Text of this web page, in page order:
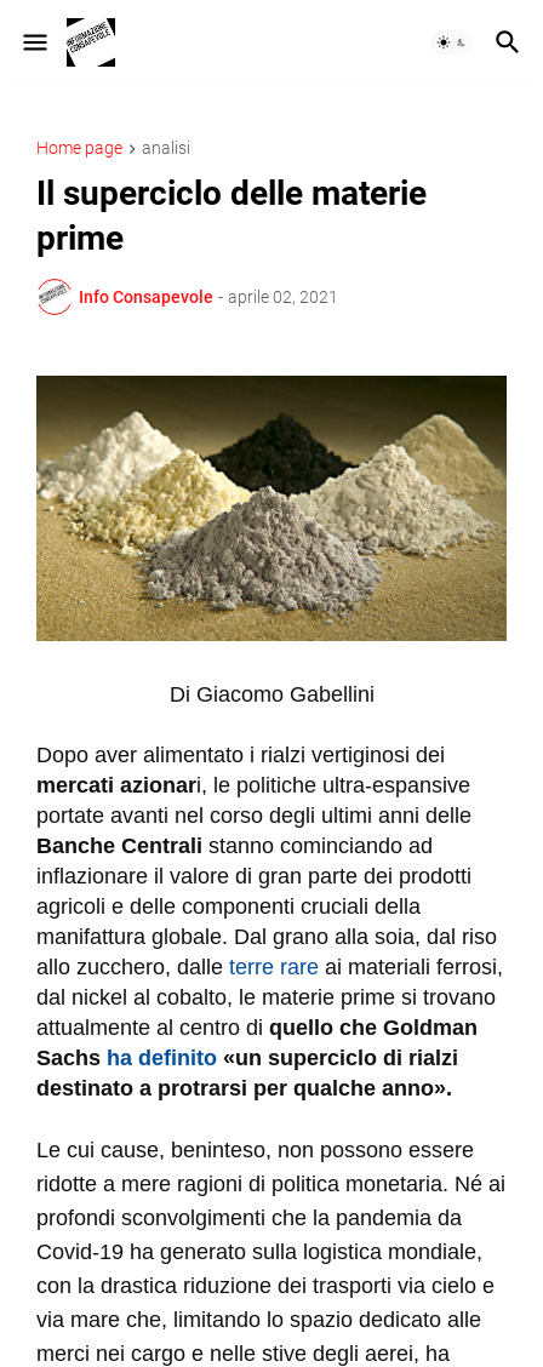
Home page analisi
Il superciclo delle materie
prime
Info Consapevole - aprile 02, 2021
Di Giacomo Gabellini
Dopo aver alimentato i rialzi vertiginosi dei
mercati azionari, le politiche ultra-espansive
portate avanti nel corso degli ultimi anni delle
Banche Centrali stanno cominciando ad
inflazionare il valore di gran parte dei prodotti
agricoli e delle componenti cruciali della
manifattura globale. Dal grano alla soia, dal riso
allo zucchero, dalle terre rare ai materiali ferrosi,
dal nickel al cobalto, le materie prime si trovano
attualmente al centro di quello che Goldman
Sachs ha definito «un superciclo di rialzi
destinato a protrarsi per qualche anno».
Le cui cause, beninteso, non possono essere
ridotte a mere ragioni di politica monetaria. Né ai
profondi sconvolgimenti che la pandemia da
Covid-19 ha generato sulla logistica mondiale,
con la drastica riduzione dei trasporti via cielo e
via mare che, limitando lo spazio dedicato alle
merci nei cargo e nelle stive degli aerei, ha